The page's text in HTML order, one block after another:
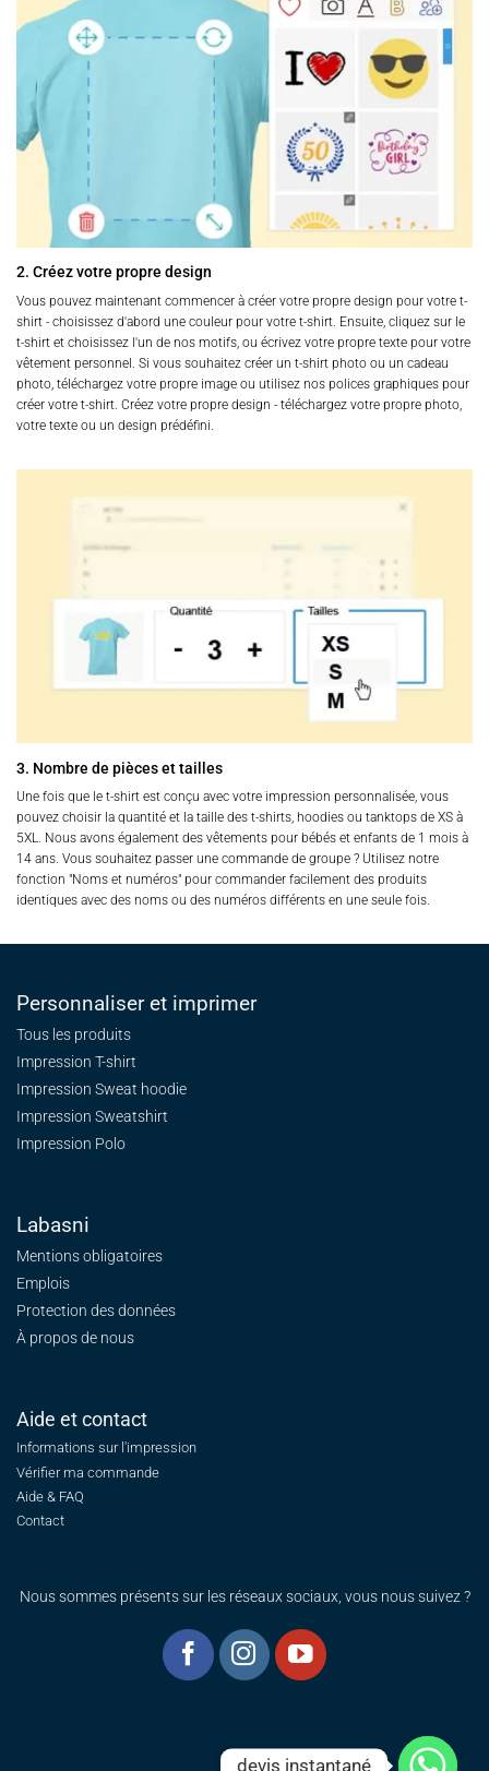
2. Créez votre propre design
Vous pouvez maintenant commencer à créer votre propre design pour votre t-
shirt - choisissez d'abord une couleur pour votre t-shirt. Ensuite, cliquez sur le
t-shirt et choisissez l'un de nos motifs, ou écrivez votre propre texte pour votre
vêtement personnel. Si vous souhaitez créer un t-shirt photo ou un cadeau
photo, téléchargez votre propre image ou utilisez nos polices graphiques pour
créer votre t-shirt. Créez votre propre design - téléchargez votre propre photo,
votre texte ou un design prédéfini.
3. Nombre de pièces et tailles
Une fois que le t-shirt est conçu avec votre impression personnalisée, vous
pouvez choisir la quantité et la taille des t-shirts, hoodies ou tanktops de XS à
5XL. Nous avons également des vêtements pour bébés et enfants de 1 mois à
14 ans. Vous souhaitez passer une commande de groupe ? Utilisez notre
fonction "Noms et numéros" pour commander facilement des produits
identiques avec des noms ou des numéros différents en une seule fois.
Personnaliser et imprimer
Tous les produits
Impression T-shirt
Impression Sweat hoodie
Impression Sweatshirt
Impression Polo
Labasni
Mentions obligatoires
Emplois
Protection des données
À propos de nous
Aide et contact
Informations sur l'impression
Vérifier ma commande
Aide & FAQ
Contact
Nous sommes présents sur les réseaux sociaux, vous nous suivez ?
devis instantané